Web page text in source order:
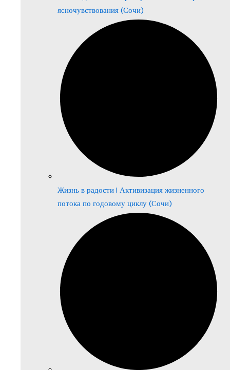
ясночувствования (Сочи)
Жизнь в радости | Активизация жизненного
потока по годовому циклу (Сочи)